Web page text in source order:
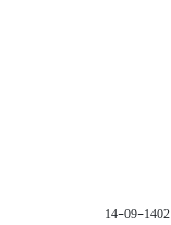
1402-09-14